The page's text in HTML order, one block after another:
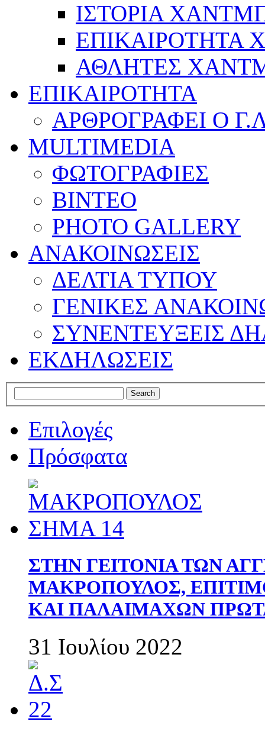
ΙΣΤΟΡΙΑ
ΕΠΙΚΑΙΡΟΤΗΤΑ
ΑΘΛΗΤΕΣ
ΕΠΙΚΑΙΡΟΤΗΤΑ
ΑΡΘΡΟΓΡΑΦΕΙ Ο
MULTIMEDIA
ΦΩΤΟΓΡΑΦΙΕΣ
ΒΙΝΤΕΟ
PHOTO GALLERY
ΑΝΑΚΟΙΝΩΣΕΙΣ
ΔΕΛΤΙΑ ΤΥΠΟΥ
ΓΕΝΙΚΕΣ
ΣΥΝΕΝΤΕΥΞΕΙΣ
ΕΚΔΗΛΩΣΕΙΣ
Επιλογές
Πρόσφατα
ΣΤΗΝ ΓΕΙΤΟΝΙΑ ΤΩΝ
ΜΑΚΡΟΠΟΥΛΟΣ,
ΚΑΙ ΠΑΛΑΙΜΑΧΩΝ
31 Ιουλίου 2022